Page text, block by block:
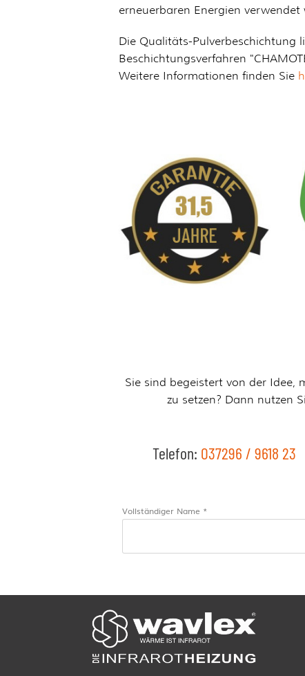
erneuerbaren Energien
Die Qualitäts-Pulverbeschichtung
Beschichtungsverfahren
Weitere Informationen finden Sie
Sie sind begeistert von der Idee,
zu setzen? Dann nutzen
Telefon: 037296 / 9618 23
Vollständiger Name *